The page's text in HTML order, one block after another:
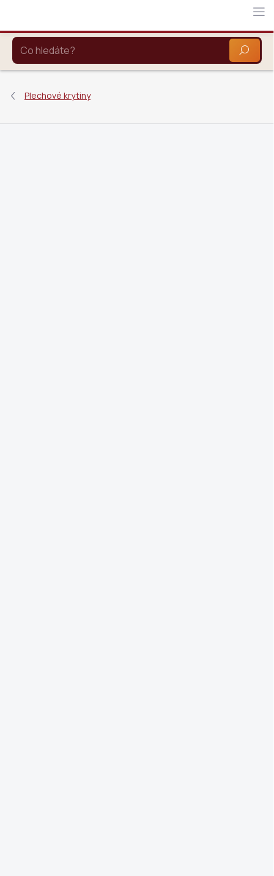
obsah
HLEDAT
Plechové krytiny